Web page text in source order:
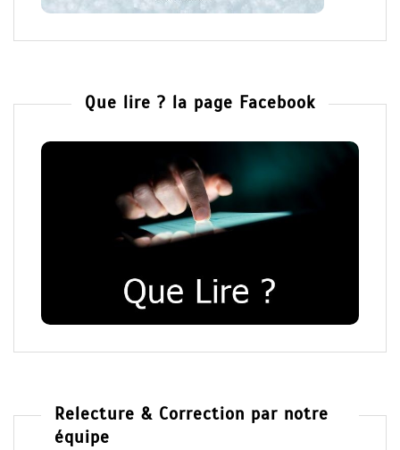
Que lire ? la page Facebook
Relecture & Correction par notre
équipe